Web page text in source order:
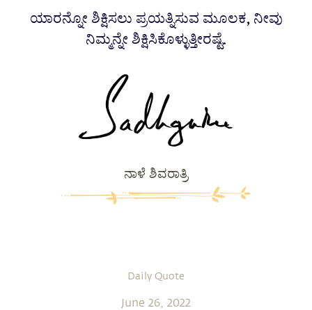
ಯಾರನ್ನೋ ಶಿಕ್ಷಿಸಲು ಪ್ರಯತ್ನಿಸುವ ಮೂಲಕ, ನೀವು
ನಿಮ್ಮನ್ನೇ ಶಿಕ್ಷಿಸಿಕೊಳ್ಳುತ್ತೀರಷ್ಟೆ.
ನಾಳೆ ಶಿವರಾತ್ರಿ
Daily Quote
June 26, 2022